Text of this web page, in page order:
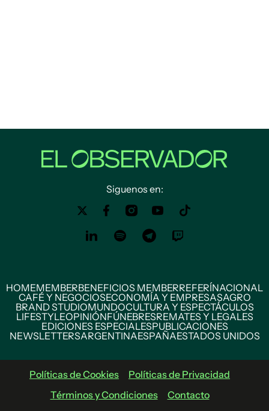
Siguenos en:
HOMEMEMBERBENEFICIOS MEMBERREFERÍNACIONAL
CAFÉ Y NEGOCIOSECONOMÍA Y EMPRESASAGRO
BRAND STUDIOMUNDOCULTURA Y ESPECTÁCULOS
LIFESTYLEOPINIÓNFÚNEBRESREMATES Y LEGALES
EDICIONES ESPECIALESPUBLICACIONES
NEWSLETTERSARGENTINAESPAÑAESTADOS UNIDOS
Políticas de Cookies
Políticas de Privacidad
Términos y Condiciones
Contacto